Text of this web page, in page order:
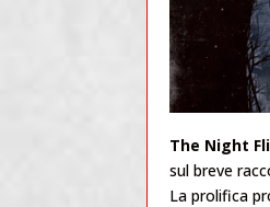
The Night
sul breve
La prolifica